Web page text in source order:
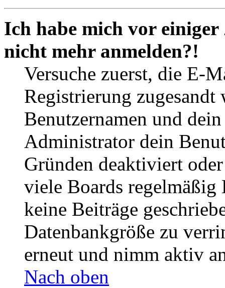
Ich habe mich vor
nicht mehr anmelden?!
Versuche zuerst, die E-
Registrierung
Benutzernamen und
Administrator dein
Gründen deaktiviert
viele Boards
keine Beiträge
Datenbankgröße zu
erneut und nimm aktiv
Nach oben